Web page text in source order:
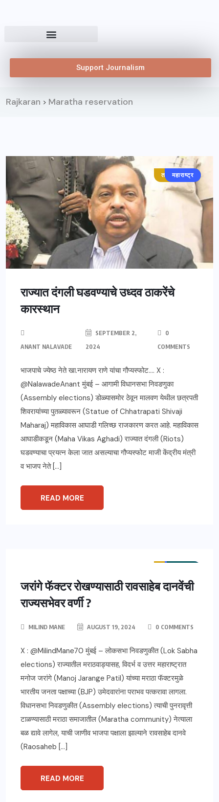
Support Journalism
Rajkaran > Maratha reservation
ताज्या बातम्या
महाराष्ट्र
राज्यात दंगली घडवण्याचे उध्दव ठाकरेंचे
कारस्थान
ANANT NALAVADE
SEPTEMBER 2,
2024
0
COMMENTS
भाजपाचे ज्येष्ठ नेते खा.नारायण राणे यांचा गौप्यस्फोट…. X :
@NalawadeAnant मुंबई – आगामी विधानसभा निवडणुका
(Assembly elections) डोळ्यासमोर ठेवून मालवण येथील छत्रपती
शिवरायांच्या पुतळ्यावरून (Statue of Chhatrapati Shivaji
Maharaj) महाविकास आघाडी गलिच्छ राजकारण करत आहे. महाविकास
आघाडीकडून (Maha Vikas Aghadi) राज्यात दंगली (Riots)
घडवण्याचा प्रयत्न केला जात असल्याचा गौप्यस्फोट माजी केंद्रीय मंत्री
व भाजप नेते […]
READ MORE
जरांगे फॅक्टर रोखण्यासाठी रावसाहेब दानवेंची
राज्यसभेवर वर्णी ?
MILIND MANE AUGUST 19, 2024 0 COMMENTS
X : @MilindMane70 मुंबई – लोकसभा निवडणुकीत (Lok Sabha
elections) राज्यातील मराठवाड्यासह, विदर्भ व उत्तर महाराष्ट्रात
मनोज जरांगे (Manoj Jarange Patil) यांच्या मराठा फॅक्टरमुळे
भारतीय जनता पक्षाच्या (BJP) उमेदवारांना पराभव पत्करावा लागला.
विधानसभा निवडणुकीत (Assembly elections) त्याची पुनरावृत्ती
टाळण्यासाठी मराठा समाजातील (Maratha community) नेत्याला
बळ द्यावे लागेल, याची जाणीव भाजपा पक्षाला झाल्याने रावसाहेब दानवे
(Raosaheb […]
READ MORE